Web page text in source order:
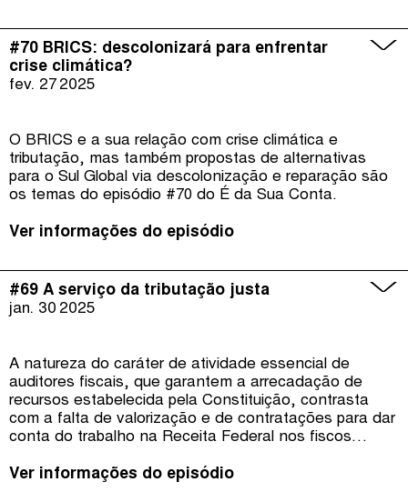
fev. 27 2025
#70 BRICS: descolonizará para enfrentar
crise climática?
O BRICS e a sua relação com crise climática e
tributação, mas também propostas de alternativas
para o Sul Global via descolonização e reparação são
os temas do episódio #70 do É da Sua Conta.
Ver informações do episódio
jan. 30 2025
#69 A serviço da tributação justa
A natureza do caráter de atividade essencial de
auditores fiscais, que garantem a arrecadação de
recursos estabelecida pela Constituição, contrasta
com a falta de valorização e de contratações para dar
conta do trabalho na Receita Federal nos fiscos
grandes corporações que podem sonegar bilhões de
Ver informações do episódio